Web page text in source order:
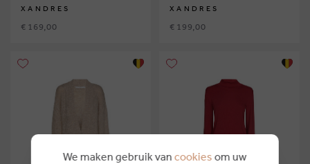
XANDRES
€ 169,00
XANDRES
€ 199,00
We maken gebruik van cookies om uw